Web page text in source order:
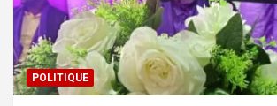
POLITIQUE